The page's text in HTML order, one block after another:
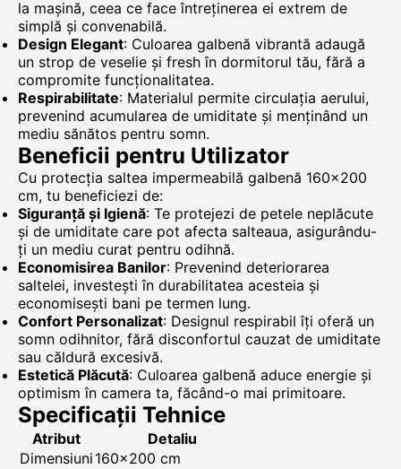
la mașină, ceea ce face întreținerea ei extrem de
simplă și convenabilă.
Design Elegant: Culoarea galbenă vibrantă adaugă
un strop de veselie și fresh în dormitorul tău, fără a
compromite funcționalitatea.
Respirabilitate: Materialul permite circulația aerului,
prevenind acumularea de umiditate și menținând un
mediu sănătos pentru somn.
Beneficii pentru Utilizator
Cu protecția saltea impermeabilă galbenă 160x200
cm, tu beneficiezi de:
Siguranță și Igienă: Te protejezi de petele neplăcute
și de umiditate care pot afecta salteaua, asigurându-
ți un mediu curat pentru odihnă.
Economisirea Banilor: Prevenind deteriorarea
saltelei, investești în durabilitatea acesteia și
economisești bani pe termen lung.
Confort Personalizat: Designul respirabil îți oferă un
somn odihnitor, fără disconfortul cauzat de umiditate
sau căldură excesivă.
Estetică Plăcută: Culoarea galbenă aduce energie și
optimism în camera ta, făcând-o mai primitoare.
Specificații Tehnice
Atribut
Detaliu
Dimensiuni 160x200 cm